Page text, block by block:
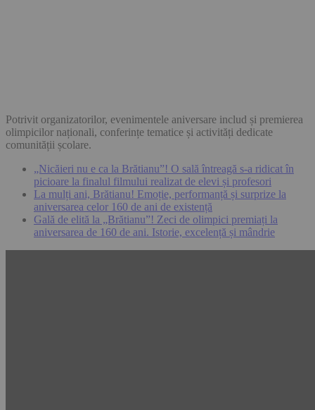
Potrivit organizatorilor, evenimentele aniversare includ și premierea
olimpicilor naționali, conferințe tematice și activități dedicate
comunității școlare.
„Nicăieri nu e ca la Brătianu”! O sală întreagă s-a ridicat în
picioare la finalul filmului realizat de elevi și profesori
La mulți ani, Brătianu! Emoție, performanță și surprize la
aniversarea celor 160 de ani de existență
Gală de elită la „Brătianu”! Zeci de olimpici premiați la
aniversarea de 160 de ani. Istorie, excelență și mândrie